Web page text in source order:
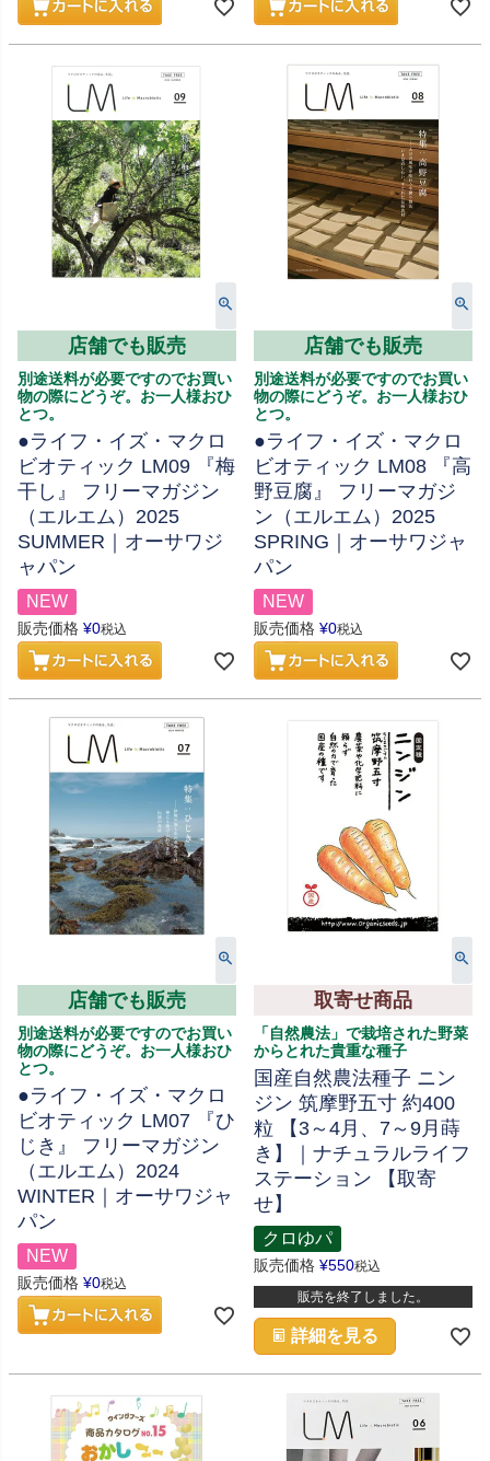
店舗でも販売
別途送料が必要ですのでお買い
物の際にどうぞ。お一人様おひ
とつ。
●ライフ・イズ・マクロ
ビオティック LM09 『梅
干し』 フリーマガジン
（エルエム）2025
SUMMER｜オーサワジ
ャパン
NEW
販売価格 ¥0税込
店舗でも販売
別途送料が必要ですのでお買い
物の際にどうぞ。お一人様おひ
とつ。
●ライフ・イズ・マクロ
ビオティック LM08 『高
野豆腐』 フリーマガジ
ン（エルエム）2025
SPRING｜オーサワジャ
パン
NEW
販売価格 ¥0税込
店舗でも販売
別途送料が必要ですのでお買い
物の際にどうぞ。お一人様おひ
とつ。
●ライフ・イズ・マクロ
ビオティック LM07 『ひ
じき』 フリーマガジン
（エルエム）2024
WINTER｜オーサワジャ
パン
NEW
販売価格 ¥0税込
取寄せ商品
「自然農法」で栽培された野菜
からとれた貴重な種子
国産自然農法種子 ニン
ジン 筑摩野五寸 約400
粒 【3～4月、7～9月蒔
き】｜ナチュラルライフ
ステーション 【取寄
せ】
クロゆパ
販売価格 ¥550税込
販売を終了しました。
詳細を見る